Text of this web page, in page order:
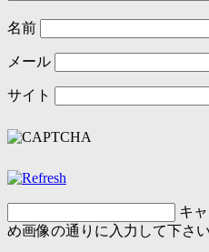
名前
メール
サイト
キ
め画像の通りに入力して下さい